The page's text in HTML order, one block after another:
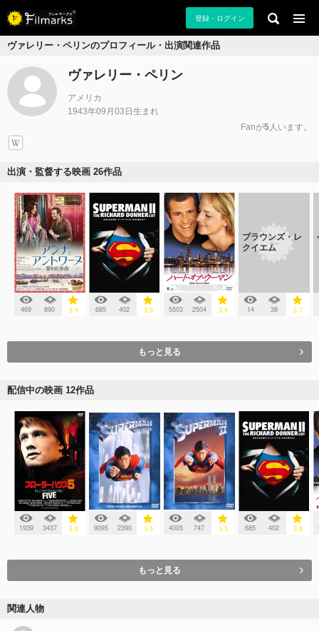
登録・ログイン
ヴァレリー・ペリンのプロフィール・出演関連作品
ヴァレリー・ペリン
アメリカ
1943年09月03日生まれ
Fanが5人います。
出演・監督する映画 26作品
469 890 3.4 685 402 3.6 5503 2504 3.4
ブラウンズ・レ
クイエム
14 38 3.7
もっと見る
配信中の映画 12作品
1939 3437 3.6 9095 2390 3.5 4005 747 3.3 685 402 3.6
もっと見る
関連人物